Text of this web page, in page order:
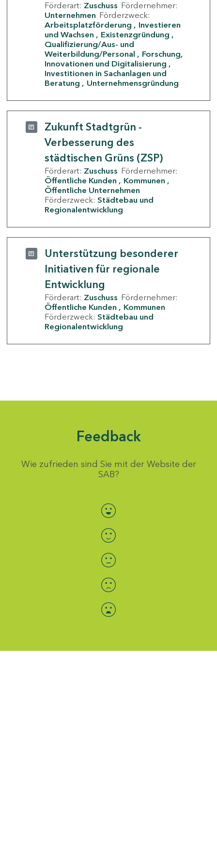
Förderart: Zuschuss Fördernehmer:
Unternehmen Förderzweck:
Arbeitsplatzförderung
Investieren
und Wachsen
Existenzgründung
Qualifizierung/Aus- und
Weiterbildung/Personal
Forschung,
Innovationen und Digitalisierung
Investitionen in Sachanlagen und
Beratung
Unternehmensgründung
Zukunft Stadtgrün -
Verbesserung des
städtischen Grüns (ZSP)
Förderart: Zuschuss Fördernehmer:
Öffentliche Kunden
Kommunen
Öffentliche Unternehmen
Förderzweck: Städtebau und
Regionalentwicklung
Unterstützung besonderer
Initiativen für regionale
Entwicklung
Förderart: Zuschuss Fördernehmer:
Öffentliche Kunden
Kommunen
Förderzweck: Städtebau und
Regionalentwicklung
Feedback
Wie zufrieden sind Sie mit der Website der
SAB?
Bewertung auswählen